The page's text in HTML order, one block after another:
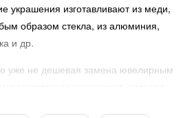
украшения изготавливают из меди,
образом стекла, из алюминия,
и др.
уже не дешевая замена ювелирным